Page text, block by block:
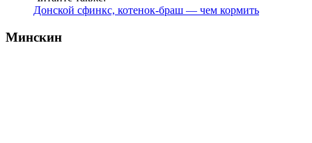
Донской сфинкс, котенок-браш — чем кормить
Минскин